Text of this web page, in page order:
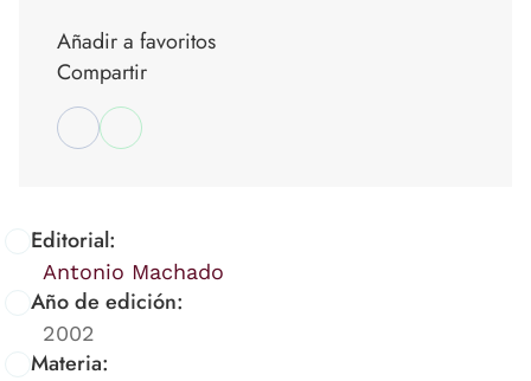
Editorial:
Antonio Machado
Año de edición:
2002
Materia:
Añadir a favoritos
Compartir